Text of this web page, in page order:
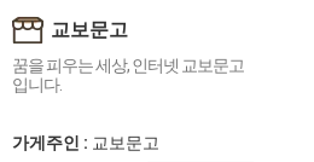
교보문고
꿈을 피우는 세상, 인터넷 교보문고
입니다.
가게주인 : 교보문고